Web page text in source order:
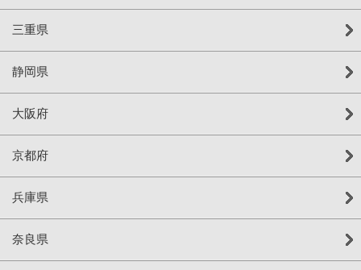
三重県
静岡県
大阪府
京都府
兵庫県
奈良県